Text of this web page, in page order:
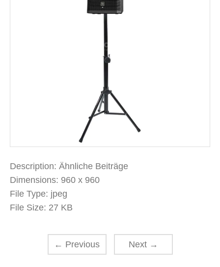
Description: Ähnliche Beiträge
Dimensions: 960 x 960
File Type: jpeg
File Size: 27 KB
← Previous Next →